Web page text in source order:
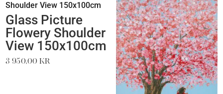
Glass Picture
Flowery Shoulder
View 150x100cm
3 950,00kr